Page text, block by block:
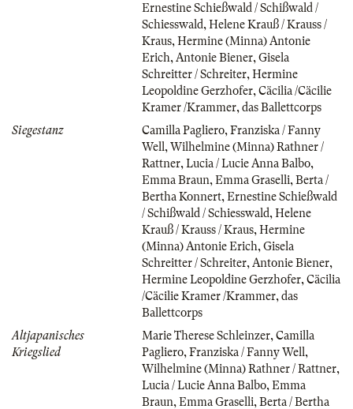
Ernestine Schießwald / Schißwald /
Schiesswald, Helene Krauß / Krauss /
Kraus, Hermine (Minna) Antonie
Erich, Antonie Biener, Gisela
Schreitter / Schreiter, Hermine
Leopoldine Gerzhofer, Cäcilia /Cäcilie
Kramer /Krammer, das Ballettcorps
Siegestanz
Camilla Pagliero, Franziska / Fanny
Well , Wilhelmine (Minna) Rathner /
Rattner, Lucia / Lucie Anna Balbo,
Emma Braun, Emma Graselli, Berta /
Bertha Konnert, Ernestine Schießwald
/ Schißwald / Schiesswald, Helene
Krauß / Krauss / Kraus, Hermine
(Minna) Antonie Erich, Gisela
Schreitter / Schreiter, Antonie Biener,
Hermine Leopoldine Gerzhofer, Cäcilia
/Cäcilie Kramer /Krammer, das
Ballettcorps
Altjapanisches
Kriegslied
Marie Therese Schleinzer, Camilla
Pagliero, Franziska / Fanny Well ,
Wilhelmine (Minna) Rathner / Rattner,
Lucia / Lucie Anna Balbo, Emma
Braun, Emma Graselli, Berta / Bertha